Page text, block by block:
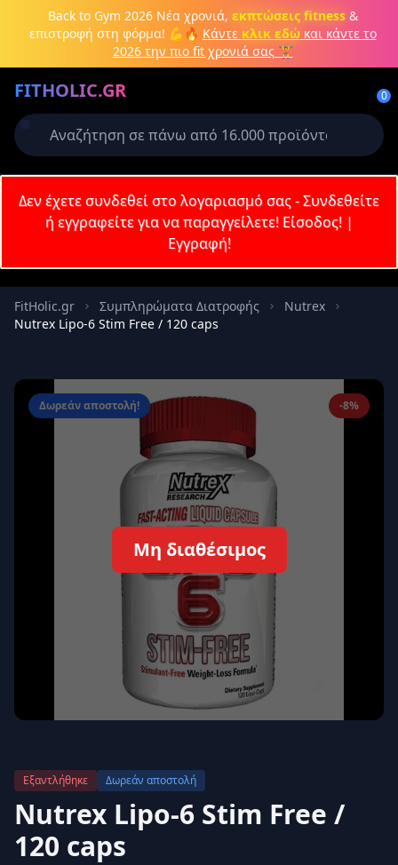
Μετάβαση στο κύριο περιεχόμενο
Back to Gym 2026Νέα χρονιά, εκπτώσεις fitness&
επιστροφή στη φόρμα! 💪🔥 Κάντε κλικ εδώκαι κάντε το
2026 την πιο fit χρονιά σας 🏋️
FITHOLIC.GR 0
Πρωτεΐνες Pre-Workout Aμινοξέα Καύση λίπους
Δεν έχετε συνδεθεί στο λογαριασμό σας - Συνδεθείτε
ή εγγραφείτε για να παραγγείλετε! Είσοδος!|
Εγγραφή!
FitHolic.gr Συμπληρώματα Διατροφής
Nutrex
Nutrex Lipo-6 Stim Free / 120 caps
Δωρεάν αποστολή! -8%
Μη διαθέσιμος
Εξαντλήθηκε Δωρεάν αποστολή
Nutrex Lipo-6 Stim Free /
120 caps
Δημιουργήστε λογαριασμό ή
Απαιτείται για την ολοκλήρωση της
παραγγελίας σας
Σύνδεση Εγγραφή
Κωδικός
Απομνημόνευση Ξεχάσατε τον κωδικό σας;
Σύνδεση
Δεν έχετε λογαριασμό; Εγγραφείτε εδώ
Ασφαλής σύνδεση